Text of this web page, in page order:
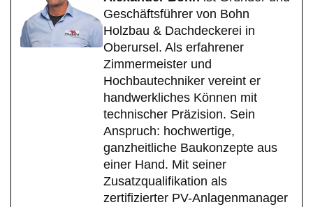
Geschäftsführer von Bohn
Holzbau & Dachdeckerei in
Oberursel. Als erfahrener
Zimmermeister und
Hochbautechniker vereint er
handwerkliches Können mit
technischer Präzision. Sein
Anspruch: hochwertige,
ganzheitliche Baukonzepte aus
einer Hand. Mit seiner
Zusatzqualifikation als
zertifizierter PV-Anlagenmanager